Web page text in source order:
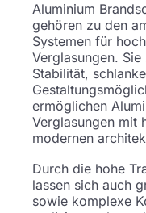
Aluminium
gehören zu den
Systemen für
Verglasungen.
Stabilität,
ermöglichen
Verglasungen mit
modernen
Durch die hohe
lassen sich auch
sowie komplexe